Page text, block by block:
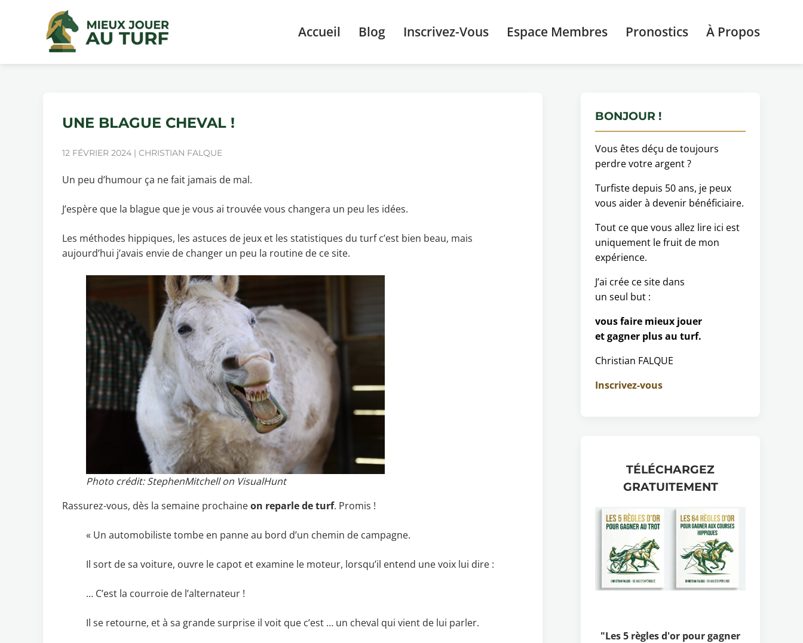
Accueil Blog Inscrivez-Vous Espace Membres Pronostics À Propos
UNE BLAGUE CHEVAL !
12 FÉVRIER 2024 | CHRISTIAN FALQUE
Un peu d’humour ça ne fait jamais de mal.
J’espère que la blague que je vous ai trouvée vous changera un peu les idées.
Les méthodes hippiques, les astuces de jeux et les statistiques du turf c’est bien beau, mais
aujourd’hui j’avais envie de changer un peu la routine de ce site.
Photo crédit: StephenMitchell on VisualHunt
Rassurez-vous, dès la semaine prochaineon reparle de turf. Promis !
« Un automobiliste tombe en panne au bord d’un chemin de campagne.
Il sort de sa voiture, ouvre le capot et examine le moteur, lorsqu’il entend une voix lui dire :
… C’est la courroie de l’alternateur !
Il se retourne, et à sa grande surprise il voit que c’est … un cheval qui vient de lui parler.
BONJOUR !
Vous êtes déçu de toujours
perdre votre argent ?
Turfiste depuis 50 ans, je peux
vous aider à devenir bénéficiaire.
Tout ce que vous allez lire ici est
uniquement le fruit de mon
expérience.
J’ai crée ce site dans
un seul but :
vous faire mieux jouer
et gagner plus au turf.
Christian FALQUE
Inscrivez-vous
TÉLÉCHARGEZ
GRATUITEMENT
"Les 5 règles d'or pour gagner